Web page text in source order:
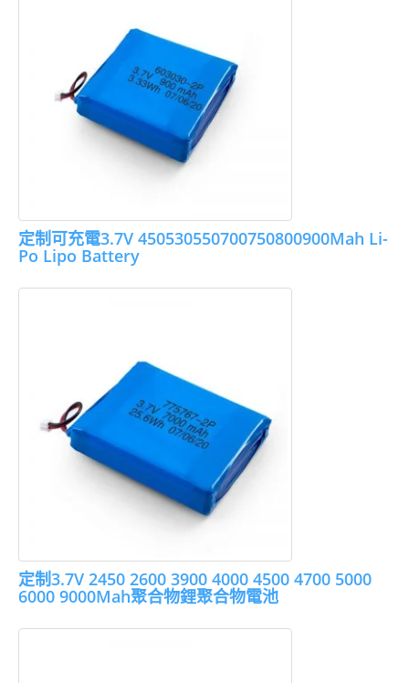
定制可充電3.7V 450530550700750800900Mah Li-
Po Lipo Battery
定制3.7V 2450 2600 3900 4000 4500 4700 5000
6000 9000Mah聚合物鋰聚合物電池